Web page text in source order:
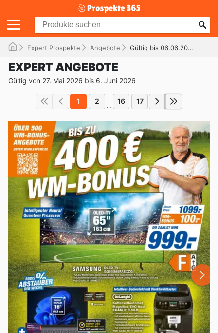
Expert Prospekte Angebote Gültig bis 06.06.2026
EXPERT ANGEBOTE
Gültig von 27. Mai 2026 bis 6. Juni 2026
1 2 ... 16 17